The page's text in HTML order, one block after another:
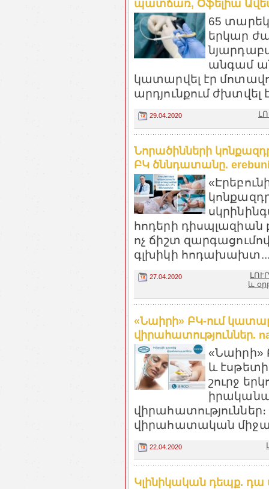
պատճառ, Օֆելիա
65
երկար
անգամ
կատարվել էր
արդյունքում ժխտվել
29.04.2020
Նորածինների
ԲԿ ծննդատանը.
հոդերի դիսպլազիան
ոչ ճիշտ
գլխիկի
27.04.2020
և
«Նաիրի» ԲԿ-ում
վիրահատություններ.
և
շուրջ
վիրահատական
22.04.2020
Կլինիկական դեպք. դա